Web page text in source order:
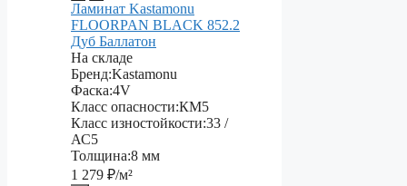
Ламинат Kastamonu
FLOORPAN BLACK 852.2
Дуб Баллатон
На складе
Бренд:Kastamonu
Фаска:4V
Класс опасности:КМ5
Класс изностойкости:33 /
АС5
Толщина:8 мм
1 279 ₽/м²